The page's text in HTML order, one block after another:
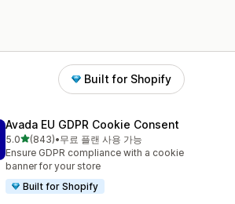
Built for Shopify
Avada EU GDPR Cookie Consent
5.0별 5개 중
(843)
총 리뷰 843개
•무료 플랜 사용 가능
Ensure GDPR compliance with a cookie
banner for your store
Built for Shopify